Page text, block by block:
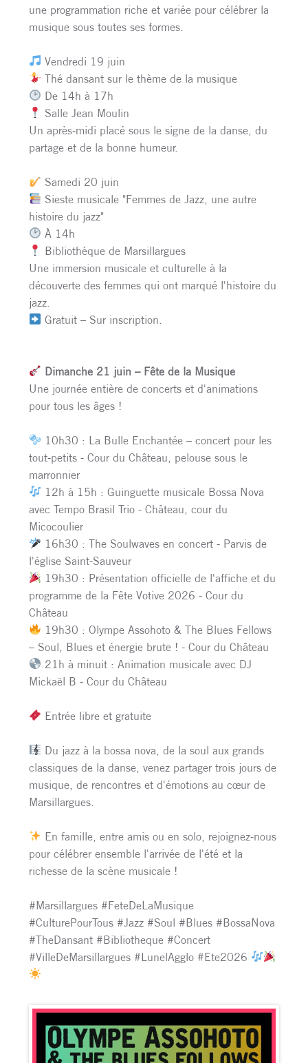
une programmation riche et variée pour célébrer la
musique sous toutes ses formes.
Vendredi 19 juin
Thé dansant sur le thème de la musique
De 14h à 17h
Salle Jean Moulin
Un après-midi placé sous le signe de la danse, du
partage et de la bonne humeur.
Samedi 20 juin
Sieste musicale "Femmes de Jazz, une autre
histoire du jazz"
À 14h
Bibliothèque de Marsillargues
Une immersion musicale et culturelle à la
découverte des femmes qui ont marqué l'histoire du
jazz.
Gratuit – Sur inscription.
Dimanche 21 juin – Fête de la Musique
Une journée entière de concerts et d'animations
pour tous les âges !
10h30 : La Bulle Enchantée – concert pour les
tout-petits - Cour du Château, pelouse sous le
marronnier
12h à 15h : Guinguette musicale Bossa Nova
avec Tempo Brasil Trio - Château, cour du
Micocoulier
16h30 : The Soulwaves en concert - Parvis de
l'église Saint-Sauveur
19h30 : Présentation officielle de l'affiche et du
programme de la Fête Votive 2026 - Cour du
Château
19h30 : Olympe Assohoto & The Blues Fellows
– Soul, Blues et énergie brute ! - Cour du Château
21h à minuit : Animation musicale avec DJ
Mickaël B - Cour du Château
Entrée libre et gratuite
Du jazz à la bossa nova, de la soul aux grands
classiques de la danse, venez partager trois jours de
musique, de rencontres et d'émotions au cœur de
Marsillargues.
En famille, entre amis ou en solo, rejoignez-nous
pour célébrer ensemble l'arrivée de l'été et la
richesse de la scène musicale !
#Marsillargues #FeteDeLaMusique
#CulturePourTous #Jazz #Soul #Blues #BossaNova
#TheDansant #Bibliotheque #Concert
#VilleDeMarsillargues #LunelAgglo #Ete2026